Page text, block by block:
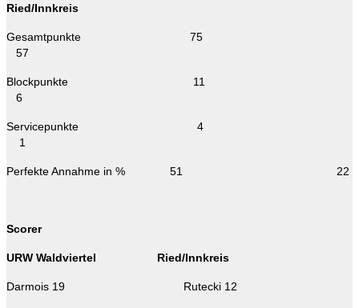
Ried/Innkreis
Gesamtpunkte 75
57
Blockpunkte 11
6
Servicepunkte 4
1
Perfekte Annahme in % 51 22
Scorer
URW Waldviertel Ried/Innkreis
Darmois 19 Rutecki 12